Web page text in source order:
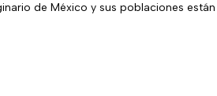
de México y sus poblaciones